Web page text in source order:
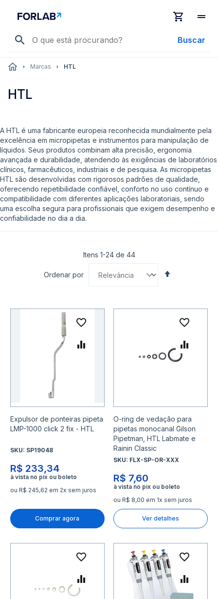
Buscar
Marcas HTL
HTL
A HTL é uma fabricante europeia reconhecida mundialmente pela
excelência em micropipetas e instrumentos para manipulação de
líquidos. Seus produtos combinam alta precisão, ergonomia
avançada e durabilidade, atendendo às exigências de laboratórios
clínicos, farmacêuticos, industriais e de pesquisa. As micropipetas
HTL são desenvolvidas com rigorosos padrões de qualidade,
oferecendo repetibilidade confiável, conforto no uso contínuo e
compatibilidade com diferentes aplicações laboratoriais, sendo
uma escolha segura para profissionais que exigem desempenho e
confiabilidade no dia a dia.
Itens 1-24de 44
Ordenar por
Expulsor de ponteiras pipeta
LMP-1000 click 2 fix - HTL
SKU: SP19048
R$ 233,34
ou R$ 245,62 em 2x sem juros
Comprar agora
Adicionar à lista de
Adicionar para Comparar
O-ring de vedação para
pipetas monocanal Gilson
Pipetman, HTL Labmate e
Rainin Classic
SKU: FLX-SP-OR-XXX
R$ 7,60
ou R$ 8,00 em 1x sem juros
Ver detalhes
Adicionar à lista de
Adicionar para Comparar